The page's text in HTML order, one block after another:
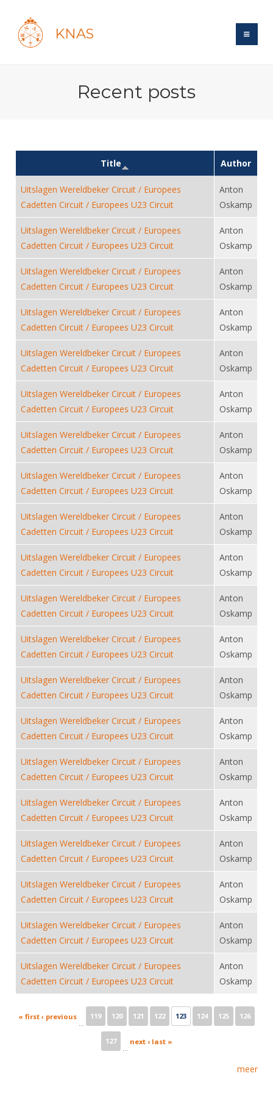
KNAS
Forums
Maandelijks archief
Evenement
Website
Gebruiksvoorwaarden
Handleiding
Tarieven
Reglementen
Ledencijfers
Sponsors en Partners
Organisatie
Bestuur
Commissies
Ereleden
Leden van Verdiensten
Vacatures
Contact
Medewerkers
Samenwerking
Formulieren
Nieuws
Verenigingsondersteuning
Witte Vlekkenplan
Oprichting Vereniging
Overschrijven leden
Recreatiesport
Lichtzwaardschermen
Wedstrijdsport
Ranglijsten
Inschrijven
Materiaal
Schermpaspoort
Rolstoelschermen
Wedstrijdkalender
KNAS Keurmerk
NK's
JEC
Veteranenwedstrijden
Wedstrijdorganisatie
Nieuws
Aanvragen van scheidsrechters
Scheidsrechterslijst
Import inschrijvingen uit Nahouw
Verwerk wedstrijduitslagen
NK organiseren
Promotie en logo
Geschiedenis van het schermen
Wat is topsport
Nieuws
NK's
DBT
FBT
Talentontwikkeling
Atletencommissie
Internationale Titeltoernooien
Internationale aanmeldingen
Informatie
Voor de jeugd
Spreekbeurtpakket
Ouders en vereniging
Jeugdkampen
Brassardsysteem
Voor coaches en leraren
Nieuws
Nationale opleidingen
Internationale opleidingen
Opleidingen
Leraar
Voor scheidsrechters
Nieuws
Scheidsrechterslijst
Scheidsrechter Documentatie
Opleidingen
Tuchtzaken
Archief
Infotheek
Bibliotheek
ALV
Touché
Forums
Forums
Schermforum
Nieuws
Zoek Vereniging
Contact
NK organiseren
Recent posts
Title Author
Uitslagen Wereldbeker Circuit / Europees
Cadetten Circuit / Europees U23 Circuit
Anton
Oskamp
Uitslagen Wereldbeker Circuit / Europees
Cadetten Circuit / Europees U23 Circuit
Anton
Oskamp
Uitslagen Wereldbeker Circuit / Europees
Cadetten Circuit / Europees U23 Circuit
Anton
Oskamp
Uitslagen Wereldbeker Circuit / Europees
Cadetten Circuit / Europees U23 Circuit
Anton
Oskamp
Uitslagen Wereldbeker Circuit / Europees
Cadetten Circuit / Europees U23 Circuit
Anton
Oskamp
Uitslagen Wereldbeker Circuit / Europees
Cadetten Circuit / Europees U23 Circuit
Anton
Oskamp
Uitslagen Wereldbeker Circuit / Europees
Cadetten Circuit / Europees U23 Circuit
Anton
Oskamp
Uitslagen Wereldbeker Circuit / Europees
Cadetten Circuit / Europees U23 Circuit
Anton
Oskamp
Uitslagen Wereldbeker Circuit / Europees
Cadetten Circuit / Europees U23 Circuit
Anton
Oskamp
Uitslagen Wereldbeker Circuit / Europees
Cadetten Circuit / Europees U23 Circuit
Anton
Oskamp
Uitslagen Wereldbeker Circuit / Europees
Cadetten Circuit / Europees U23 Circuit
Anton
Oskamp
Uitslagen Wereldbeker Circuit / Europees
Cadetten Circuit / Europees U23 Circuit
Anton
Oskamp
Uitslagen Wereldbeker Circuit / Europees
Cadetten Circuit / Europees U23 Circuit
Anton
Oskamp
Uitslagen Wereldbeker Circuit / Europees
Cadetten Circuit / Europees U23 Circuit
Anton
Oskamp
Uitslagen Wereldbeker Circuit / Europees
Cadetten Circuit / Europees U23 Circuit
Anton
Oskamp
Uitslagen Wereldbeker Circuit / Europees
Cadetten Circuit / Europees U23 Circuit
Anton
Oskamp
Uitslagen Wereldbeker Circuit / Europees
Cadetten Circuit / Europees U23 Circuit
Anton
Oskamp
Uitslagen Wereldbeker Circuit / Europees
Cadetten Circuit / Europees U23 Circuit
Anton
Oskamp
Uitslagen Wereldbeker Circuit / Europees
Cadetten Circuit / Europees U23 Circuit
Anton
Oskamp
Uitslagen Wereldbeker Circuit / Europees
Cadetten Circuit / Europees U23 Circuit
Anton
Oskamp
Pages
« first ‹ previous
…
119 120 121 122 123 124 125 126
127
…
next › last »
meer